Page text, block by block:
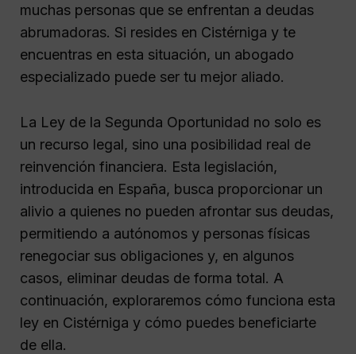
muchas personas que se enfrentan a deudas
abrumadoras. Si resides en Cistérniga y te
encuentras en esta situación, un abogado
especializado puede ser tu mejor aliado.
La Ley de la Segunda Oportunidad no solo es
un recurso legal, sino una posibilidad real de
reinvención financiera. Esta legislación,
introducida en España, busca proporcionar un
alivio a quienes no pueden afrontar sus deudas,
permitiendo a autónomos y personas físicas
renegociar sus obligaciones y, en algunos
casos, eliminar deudas de forma total. A
continuación, exploraremos cómo funciona esta
ley en Cistérniga y cómo puedes beneficiarte
de ella.